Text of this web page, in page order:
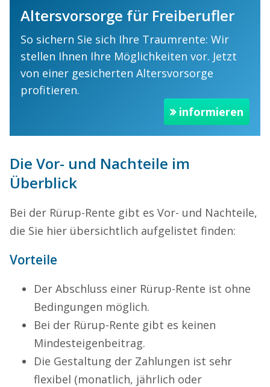
Altersvorsorge für Freiberufler
So sichern Sie sich Ihre Traumrente: Wir
stellen Ihnen Ihre Möglichkeiten vor. Jetzt
von einer gesicherten Altersvorsorge
profitieren.
informieren
Die Vor- und Nachteile im
Überblick
Bei der Rürup-Rente gibt es Vor- und Nachteile,
die Sie hier übersichtlich aufgelistet finden:
Vorteile
Der Abschluss einer Rürup-Rente ist ohne
Bedingungen möglich.
Bei der Rürup-Rente gibt es keinen
Mindesteigenbeitrag.
Die Gestaltung der Zahlungen ist sehr
flexibel (monatlich, jährlich oder